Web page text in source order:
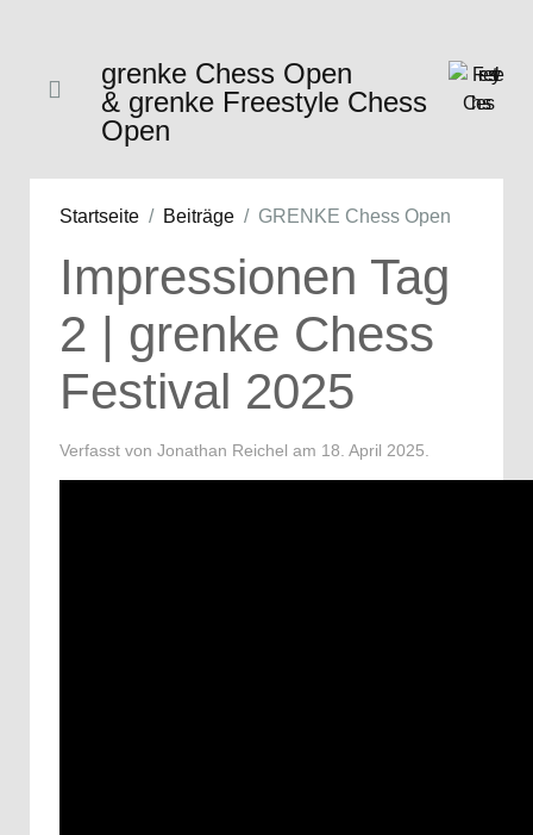
grenke Chess Open
& grenke Freestyle Chess
Open
Startseite Beiträge GRENKE Chess Open
Impressionen Tag
2 | grenke Chess
Festival 2025
Verfasst von Jonathan Reichel am 18. April 2025